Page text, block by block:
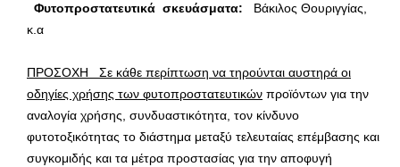
Φυτοπροστατευτικά σκευάσματα: Βάκιλος Θουριγγίας,
κ.α
ΠΡΟΣΟΧΗ Σε κάθε περίπτωση να τηρούνται αυστηρά οι
οδηγίες χρήσης των φυτοπροστατευτικών προϊόντων για την
αναλογία χρήσης, συνδυαστικότητα, τον κίνδυνο
φυτοτοξικότητας το διάστημα μεταξύ τελευταίας επέμβασης και
συγκομιδής και τα μέτρα προστασίας για την αποφυγή